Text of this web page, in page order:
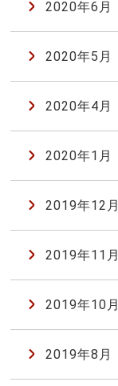
2020年6月
2020年5月
2020年4月
2020年1月
2019年12月
2019年11月
2019年10月
2019年8月